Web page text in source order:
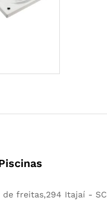
de freitas,294 Itajaí - SC